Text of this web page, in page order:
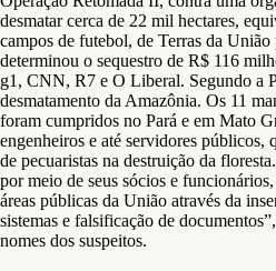
desmatar cerca de 22 mil hectares,
campos de futebol, de Terras da União
determinou o sequestro de R$ 116
g1, CNN, R7 e O Liberal. Segundo a
desmatamento da Amazônia. Os 11
foram cumpridos no Pará e em Mato
engenheiros e até servidores públicos,
de pecuaristas na destruição da
por meio de seus sócios e
áreas públicas da União através da
sistemas e falsificação de
nomes dos suspeitos.